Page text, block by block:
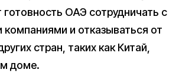
ОАЭ сотрудничать с
компаниями и отказываться от
стран, таких как Китай,
доме.